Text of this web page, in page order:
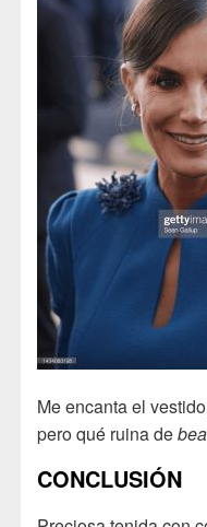
Me encanta el
pero qué ruina de
CONCLUSIÓN